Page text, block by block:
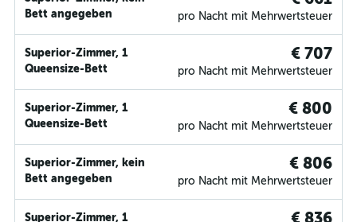
Bett angegeben
pro Nacht mit Mehrwertsteuer
Superior-Zimmer, 1
Queensize-Bett
€ 707
pro Nacht mit Mehrwertsteuer
Superior-Zimmer, 1
Queensize-Bett
€ 800
pro Nacht mit Mehrwertsteuer
Superior-Zimmer, kein
Bett angegeben
€ 806
pro Nacht mit Mehrwertsteuer
Superior-Zimmer, 1